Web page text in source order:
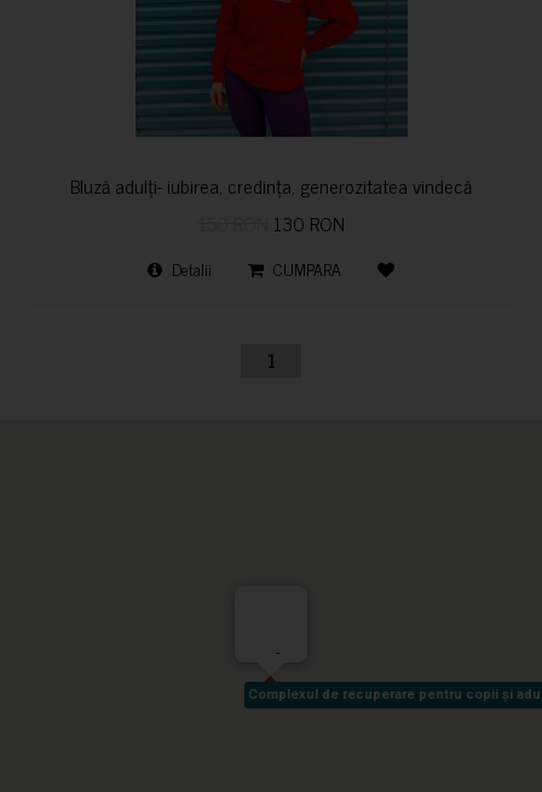
Bluză adulți- iubirea, credința, generozitatea vindecă
130 RON
Detalii CUMPARA
1
Complexul de recuperare pentru copii și
Complexul de recuperare pentru copii și
-